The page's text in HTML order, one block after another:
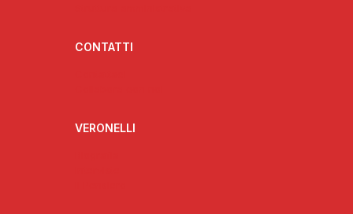
CONTATTI
VERONELLI